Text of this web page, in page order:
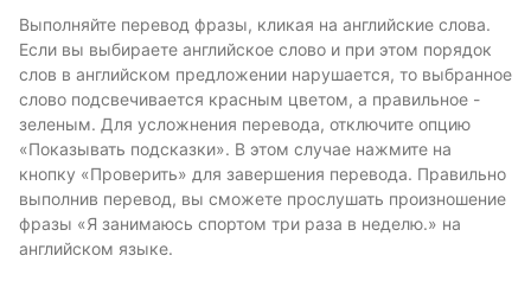
Выполняйте перевод фразы, кликая на английские слова.
Если вы выбираете английское слово и при этом порядок
слов в английском предложении нарушается, то выбранное
слово подсвечивается красным цветом, а правильное -
зеленым. Для усложнения перевода, отключите опцию
«Показывать подсказки». В этом случае нажмите на
кнопку «Проверить» для завершения перевода. Правильно
выполнив перевод, вы сможете прослушать произношение
фразы «Я занимаюсь спортом три раза в неделю.» на
английском языке.